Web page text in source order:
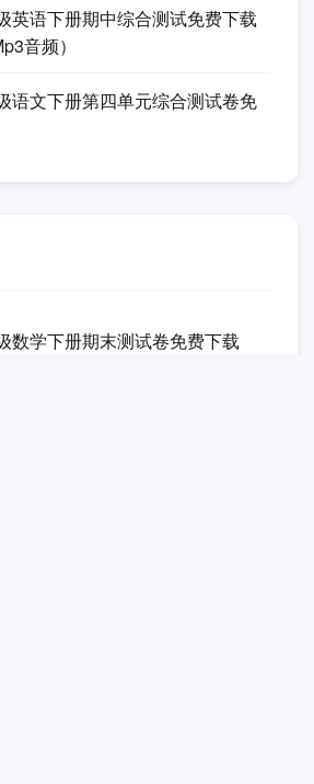
英语下册期中综合测试免费下载
音频）
语文下册第四单元综合测试卷免
数学下册期末测试卷免费下载